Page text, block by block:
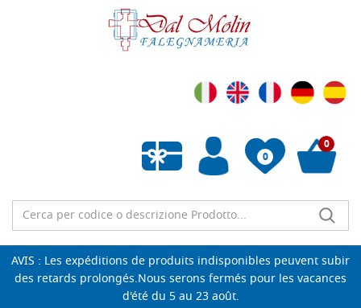
0
Liste de souhaits vide
0
AVIS : Les expéditions de produits indisponibles peuvent subir
des retards prolongés.Nous serons fermés pour les vacances
d'été du 5 au 23 août.